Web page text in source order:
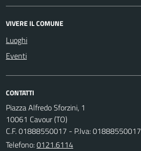
VIVERE IL COMUNE
Luoghi
Eventi
CONTATTI
Piazza Alfredo Sforzini, 1
10061 Cavour (TO)
C.F. 01888550017 - P.Iva: 01888550017
Telefono:0121.6114